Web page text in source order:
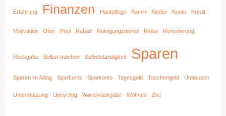
Erfahrung Finanzen Hautpflege Kamin Kinder Konto Kredit
Motivation Ofen Pool Rabatt Reinigungsdienst Reise Renovierung
Rückgabe Selbst machen Selbstständigkeit Sparen
Sparen im Alltag Sparfuchs Sparkonto Tagesgeld Taschengeld Umtausch
Unterstützung Upcycling Warenrückgabe Wohnen Ziel